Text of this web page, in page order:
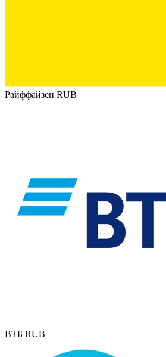
Райффайзен RUB
ВТБ RUB